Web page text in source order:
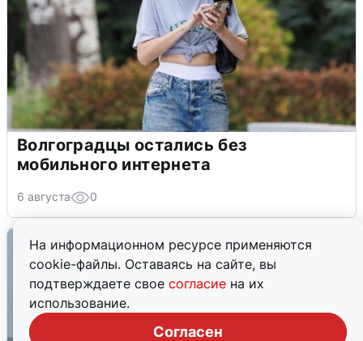
На информационном ресурсе применяются
cookie-файлы. Оставаясь на сайте, вы
подтверждаете свое согласие на их
использование.
Согласен
Волгоградцы остались без
мобильного интернета
6 августа 0